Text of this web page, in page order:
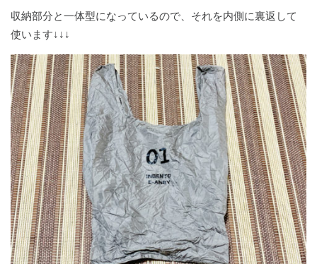
収納部分と一体型になっているので、それを内側に裏返して
使います↓↓↓